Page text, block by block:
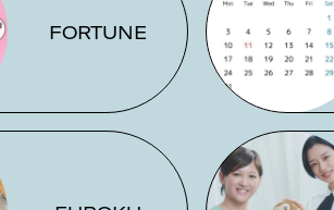
FORTUNE